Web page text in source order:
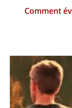
Comment